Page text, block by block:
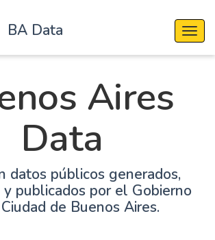
BA Data
Aires
Data
datos públicos generados,
y publicados por el Gobierno
de Buenos Aires.